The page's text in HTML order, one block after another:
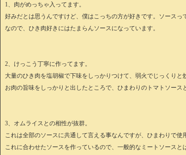
1、肉がめっちゃ入ってます。
好みだとは思うんですけど、僕はこっちの方が好きです。ソースっ
なので、ひき肉好きにはたまらんソースになっています。
2、けっこう丁寧に作ってます。
大量のひき肉を塩胡椒で下味をしっかりつけて、弱火でじっくりと
お肉の旨味をしっかりと出したところで、ひまわりのトマトソース
3、オムライスとの相性が抜群。
これは全部のソースに共通して言える事なんですが、ひまわりで
これに合わせたソースを作っているので、一般的なミートソースと